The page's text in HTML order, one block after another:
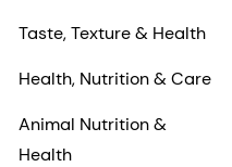
Taste, Texture & Health
Health, Nutrition & Care
Animal Nutrition &
Health